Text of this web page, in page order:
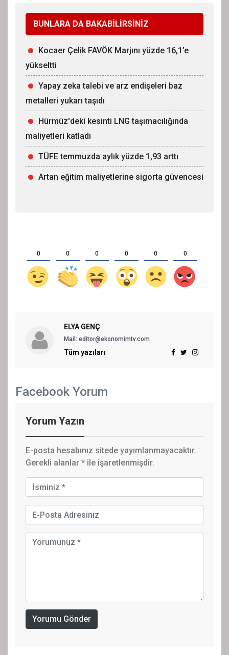
BUNLARA DA BAKABİLİRSİNİZ
Kocaer Çelik FAVÖK Marjını yüzde 16,1’e
yükseltti
Yapay zeka talebi ve arz endişeleri baz
metalleri yukarı taşıdı
Hürmüz'deki kesinti LNG taşımacılığında
maliyetleri katladı
TÜFE temmuzda aylık yüzde 1,93 arttı
Artan eğitim maliyetlerine sigorta güvencesi
0 0 0 0 0 0
ELYA GENÇ
Mail: editor@ekonomimtv.com
Tüm yazıları
Facebook Yorum
Yorum Yazın
E-posta hesabınız sitede yayımlanmayacaktır.
Gerekli alanlar * ile işaretlenmişdir.
Yorumu Gönder